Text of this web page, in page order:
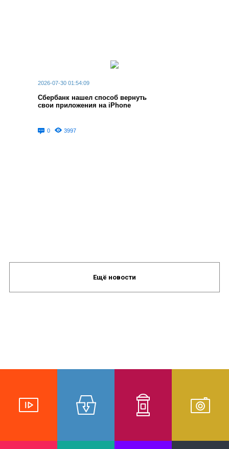
2026-07-30 01:54:09
Сбербанк нашел способ вернуть
свои приложения на iPhone
0 3997
Ещё новости